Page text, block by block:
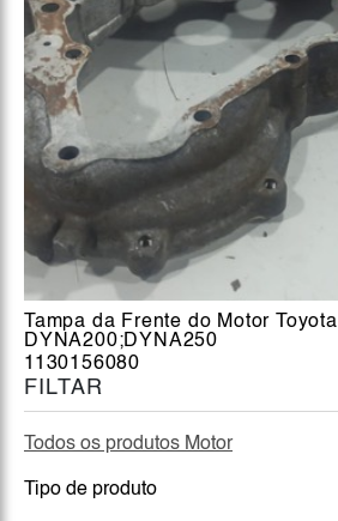
FILTAR
Todos os produtos Motor
Tipo de produto
Tampa da Frente do Motor Toyota
DYNA200;DYNA250
1130156080